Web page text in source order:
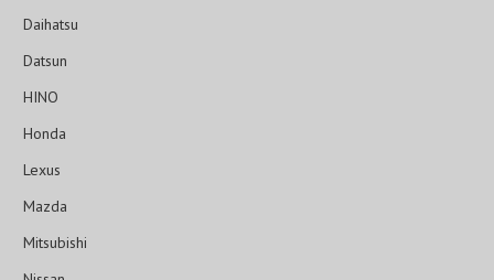
Daihatsu
Datsun
HINO
Honda
Lexus
Mazda
Mitsubishi